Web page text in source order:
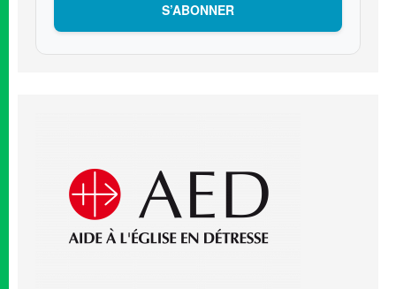
S’ABONNER